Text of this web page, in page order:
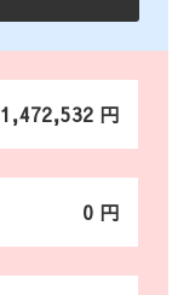
1,472,532 円
0 円